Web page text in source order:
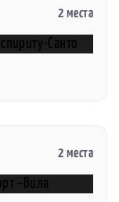
2 места
2 места